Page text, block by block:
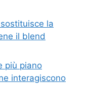
la
il blend
più piano
interagiscono